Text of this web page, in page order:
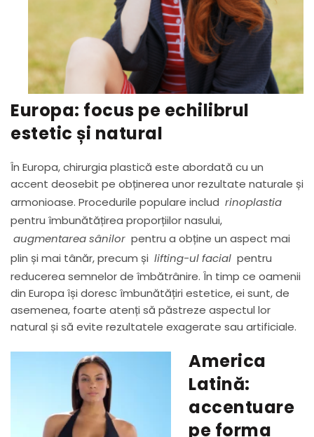
Europa: focus pe echilibrul
estetic și natural
În Europa, chirurgia plastică este abordată cu un
accent deosebit pe obținerea unor rezultate naturale și
armonioase. Procedurile populare includ rinoplastia
pentru îmbunătățirea proporțiilor nasului,
augmentarea sânilor pentru a obține un aspect mai
plin și mai tânăr, precum și lifting-ul facial pentru
reducerea semnelor de îmbătrânire. În timp ce oamenii
din Europa își doresc îmbunătățiri estetice, ei sunt, de
asemenea, foarte atenți să păstreze aspectul lor
natural și să evite rezultatele exagerate sau artificiale.
America
Latină:
accentuare
pe forma